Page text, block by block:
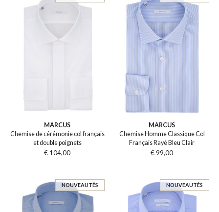
MARCUS
Chemise de cérémonie col français
et double poignets
€ 104,00
MARCUS
Chemise Homme Classique Col
Français Rayé Bleu Clair
€ 99,00
NOUVEAUTÉS NOUVEAUTÉS